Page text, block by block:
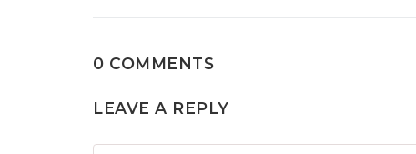
0 COMMENTS
LEAVE A REPLY